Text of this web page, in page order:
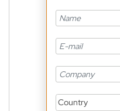
Country